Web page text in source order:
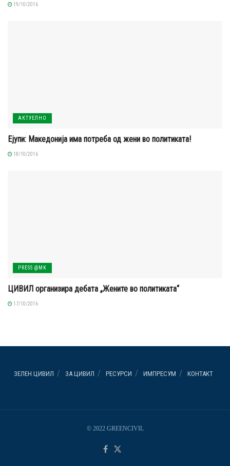
19/10/2016
АКТУЕЛНО
Ејупи: Македонија има потреба од жени во политиката!
18/10/2016
PRESS @MK
ЦИВИЛ организира дебата „Жените во политиката“
17/10/2016
ЗЕЛЕН ЦИВИЛ ЗА ЦИВИЛ РЕСУРСИ ИМПРЕСУМ КОНТАКТ
© 2022 GREENCIVIL